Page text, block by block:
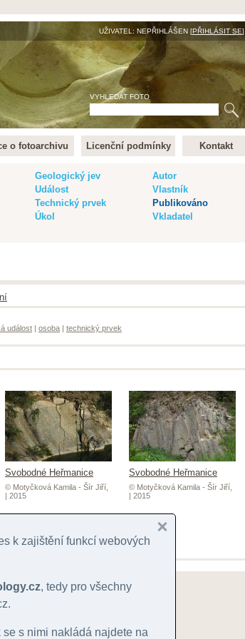
UŽIVATEL: NEPŘIHLÁŠEN [PŘIHLÁSIT SE]
VYHLEDAT FOTO
o fotoarchivu Licenční podmínky Kontakt
Geologický jev
Autor
Událost
Vlastník
Technický prvek
Publikováno
Úkol
Vkladatel
událost | osoba | technický prvek
Svobodné Heřmanice
© Motyčková Kamila - Šír Jiří,
| 2015
Svobodné Heřmanice
© Motyčková Kamila - Šír Jiří,
| 2015
k zajištění funkcí webových
, tedy pro všechny
s nimi nakládá najdete na